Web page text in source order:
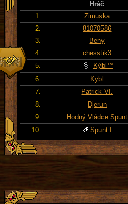
Hráč
1.
Zimuska
2.
81070586
3.
Beny
4.
chesstik3
5.
Kýbl™
6.
Kybl
7.
Patrick VI.
8.
Djerun
9.
Hodný Vládce Spunt
10.
Spunt I.